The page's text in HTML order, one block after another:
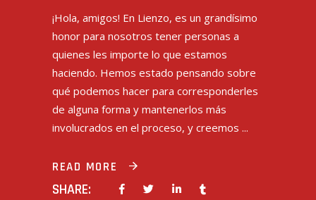
¡Hola, amigos! En Lienzo, es un grandísimo
honor para nosotros tener personas a
quienes les importe lo que estamos
haciendo. Hemos estado pensando sobre
qué podemos hacer para corresponderles
de alguna forma y mantenerlos más
involucrados en el proceso, y creemos
READ MORE
SHARE: